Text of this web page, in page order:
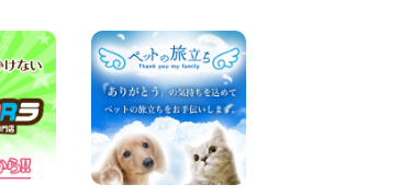
屋川太間東町店
100円レンタカー 寝屋川太間東町
2026年08月07日
夏季休暇のお知らせ 東京都
墨田両国店
100円レンタカー 墨田両国
2026年08月07日
夏季休暇のお知らせ 東京都